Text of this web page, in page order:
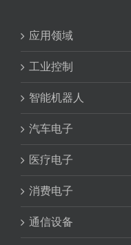
应用领域
工业控制
智能机器人
汽车电子
医疗电子
消费电子
通信设备